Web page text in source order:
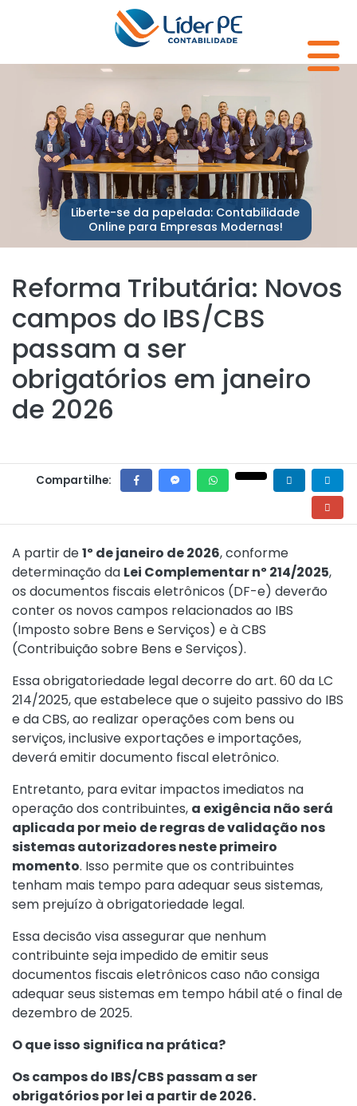
Liberte-se da papelada: Contabilidade
Online para Empresas Modernas!
Reforma Tributária: Novos
campos do IBS/CBS
passam a ser
obrigatórios em janeiro
de 2026
Compartilhe:
A partir de1º de janeiro de 2026, conforme
determinação da Lei Complementar nº 214/2025,
os documentos fiscais eletrônicos (DF-e) deverão
conter os novos campos relacionados ao IBS
(Imposto sobre Bens e Serviços) e à CBS
(Contribuição sobre Bens e Serviços).
Essa obrigatoriedade legal decorre do art. 60 da LC
214/2025, que estabelece que o sujeito passivo do IBS
e da CBS, ao realizar operações com bens ou
serviços, inclusive exportações e importações,
deverá emitir documento fiscal eletrônico.
Entretanto, para evitar impactos imediatos na
operação dos contribuintes, a exigência não será
aplicada por meio de regras de validação nos
sistemas autorizadores neste primeiro
momento. Isso permite que os contribuintes
tenham mais tempo para adequar seus sistemas,
sem prejuízo à obrigatoriedade legal.
Essa decisão visa assegurar que nenhum
contribuinte seja impedido de emitir seus
documentos fiscais eletrônicos caso não consiga
adequar seus sistemas em tempo hábil até o final de
dezembro de 2025.
O que isso significa na prática?
Os campos do IBS/CBS passam a ser
obrigatórios por lei a partir de 2026.